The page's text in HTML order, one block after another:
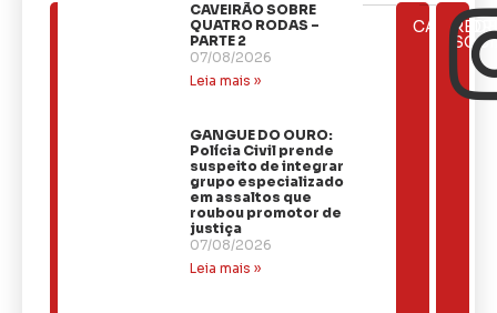
CAVEIRÃO SOBRE
QUATRO RODAS –
PARTE 2
07/08/2026
Leia mais »
GANGUE DO OURO:
Polícia Civil prende
suspeito de integrar
grupo especializado
em assaltos que
roubou promotor de
justiça
07/08/2026
Leia mais »